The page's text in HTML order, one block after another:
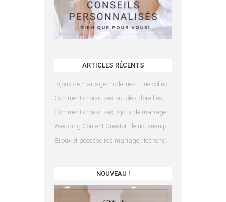
ARTICLES RÉCENTS
NOUVEAU !